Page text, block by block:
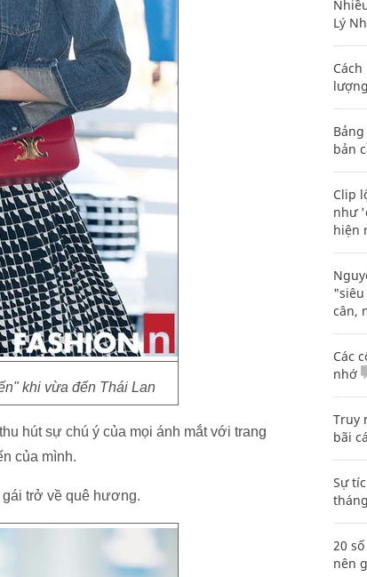
khi vừa đến Thái Lan
hút sự chú ý của mọi ánh mắt với trang
của mình.
trở về quê hương.
Lý
bản
Clip
như
hiện
cân,
Các
nhớ
Truy
bãi
Sự
20
nên